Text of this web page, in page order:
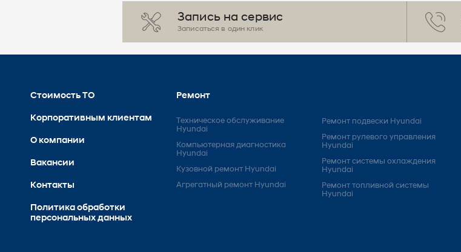
Запись на сервис
Записаться в один клик
Стоимость ТО
Корпоративным клиентам
О компании
Вакансии
Контакты
Политика обработки
персональных данных
Ремонт
Техническое обслуживание
Hyundai
Компьютерная диагностика
Hyundai
Кузовной ремонт Hyundai
Агрегатный ремонт Hyundai
Ремонт подвески Hyundai
Ремонт рулевого управления
Hyundai
Ремонт системы охлаждения
Hyundai
Ремонт топливной системы
Hyundai